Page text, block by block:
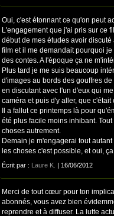
Oui, c'est étonnant ce qu'on peut
L'engagement que j'ai pris sur ce
début de mes études avoir
film et il me demandait pourquoi
des contes. A l'époque ça ne
Plus tard je me suis beaucoup
d'images au bords des gouffres
en discutant avec l'un d'eux qui
caméra et puis d'y aller, que c'était
Il a fallut ce printemps là pour
été plus facile moins inhibant.
choses autrement.
Demain je m'engagerai tout
les choses c'est possible, et oui,
Écrit par : Laure K. | 16/06/2012
Merci de tout cœur pour ton
abonnés, vous avez bien
reprendre et à diffuser. La lutte